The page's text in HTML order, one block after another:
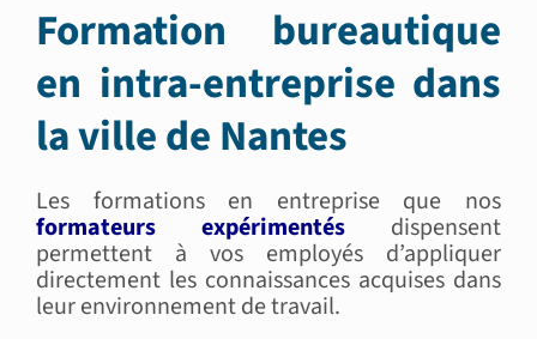
Formation bureautique
en intra-entreprise dans
la ville de Nantes
Les formations en entreprise que nos
formateurs expérimentés dispensent
permettent à vos employés d’appliquer
directement les connaissances acquises dans
leur environnement de travail.